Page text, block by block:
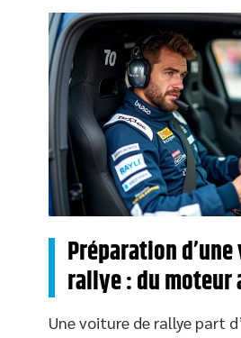
Préparation
rallye : du moteur
Une voiture de rallye part